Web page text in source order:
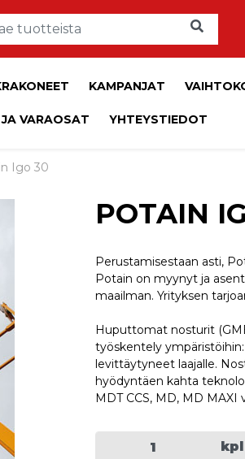
KAMPANJAT
VARAOSAT YHTEYSTIEDOT
Igo 30
POTAIN
Perustamisestaan asti,
Potain on myynyt ja
maailman. Yrityksen
Huputtomat nosturit
työskentely
levittäytyneet laajalle.
hyödyntäen kahta
MDT CCS, MD, MD
kpl